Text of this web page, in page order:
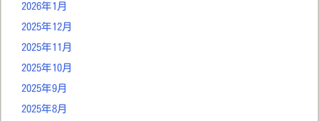
2026年1月
2025年12月
2025年11月
2025年10月
2025年9月
2025年8月